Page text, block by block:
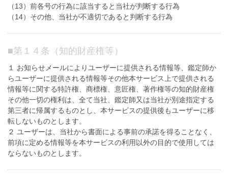
（13）前各号の行為に該当すると当社が判断する行為
（14）その他、当社が不適切であると判断する行為
■第１４条（知的財産権等）
１ お知らせメールによりユーザーに提供される情報等、鑑定師か
らユーザーに提供される情報等その他本サービス上で提供される
情報等に関する特許権、商標権、意匠権、著作権等の知的財産権
その他一切の権利は、全て当社、鑑定師又は当社が別途指定する
第三者に帰属するものとし、本サービスの提供後もユーザーに移
転しないものとします。
２ ユーザーは、当社から書面による事前の承諾を得ることなく、
前項に定める情報等を本サービスの利用以外の目的で使用しては
ならないものとします。